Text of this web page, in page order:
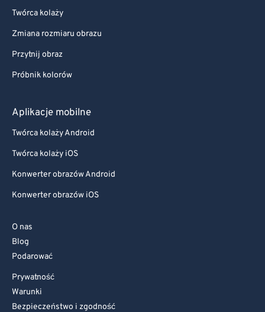
Twórca kolaży
Zmiana rozmiaru obrazu
Przytnij obraz
Próbnik kolorów
Aplikacje mobilne
Twórca kolaży Android
Twórca kolaży iOS
Konwerter obrazów Android
Konwerter obrazów iOS
O nas
Blog
Podarować
Prywatność
Warunki
Bezpieczeństwo i zgodność